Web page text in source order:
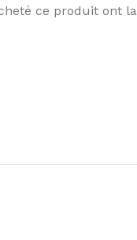
ce produit ont la